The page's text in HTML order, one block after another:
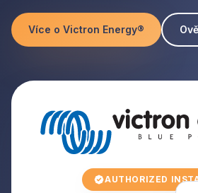
Více o Victron Energy®
AUTHORIZED